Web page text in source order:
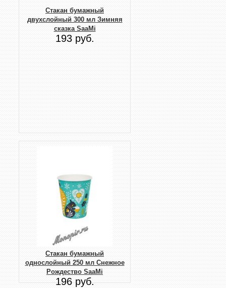
Стакан бумажный
двухслойный 300 мл Зимняя
сказка SaaMi
193 руб.
Стакан бумажный
однослойный 250 мл Снежное
Рождество SaaMi
196 руб.